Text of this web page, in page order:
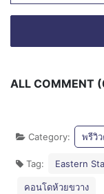
ALL COMMENT
Category: พรีวิ
Tag: Eastern
คอนโดห้วยขวาง